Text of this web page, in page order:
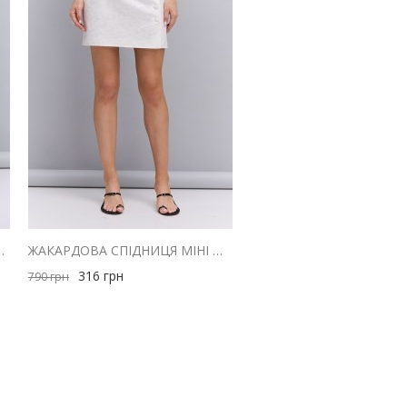
ГОРОШОК ЖАКАРДОВА СПІДНИЦЯ МІНІ МОЛОЧНОГО КОЛЬОРУ
790грн 316 грн